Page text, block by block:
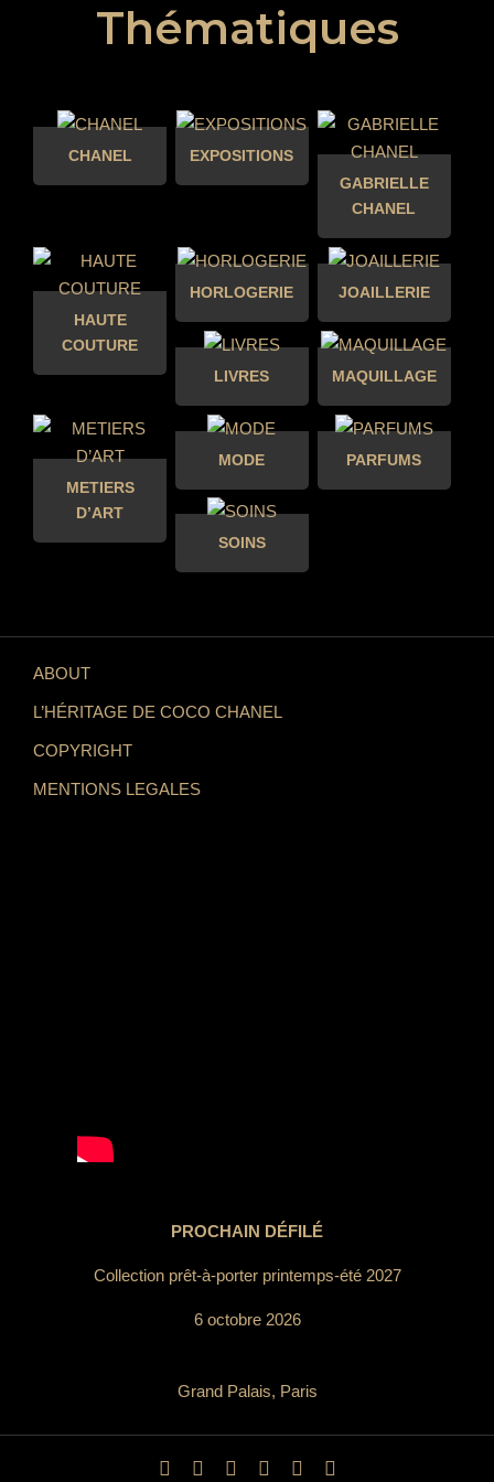
Thématiques
CHANEL
EXPOSITIONS
GABRIELLE
CHANEL
HAUTE
COUTURE
HORLOGERIE JOAILLERIE
LIVRES MAQUILLAGE
METIERS
D’ART
MODE PARFUMS
SOINS
ABOUT
L’HÉRITAGE DE COCO CHANEL
COPYRIGHT
MENTIONS LEGALES
PROCHAIN DÉFILÉ
Collection prêt-à-porter printemps-été 2027
6 octobre 2026
Grand Palais, Paris